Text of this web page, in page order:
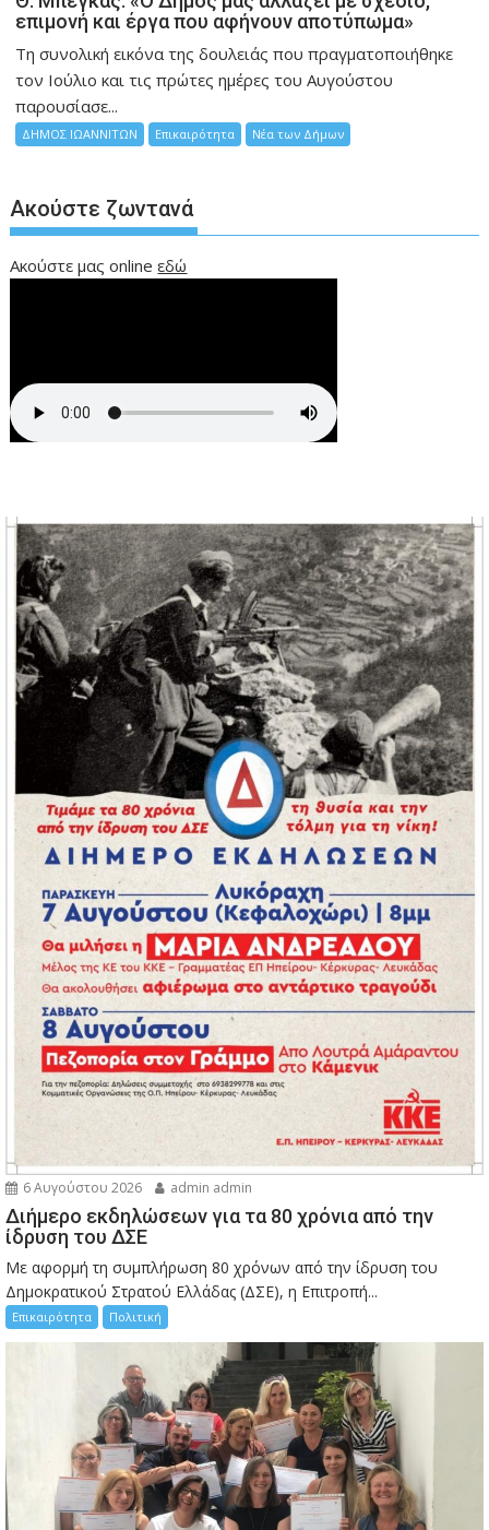
επιμονή και έργα που αφήνουν αποτύπωμα»
Τη συνολική εικόνα της δουλειάς που πραγματοποιήθηκε
τον Ιούλιο και τις πρώτες ημέρες του Αυγούστου
παρουσίασε...
ΔΗΜΟΣ ΙΩΑΝΝΙΤΩΝ Επικαιρότητα Νέα των Δήμων
Ακούστε ζωντανά
Ακούστε μας onlineεδώ
6 Αυγούστου 2026 admin admin
Διήμερο εκδηλώσεων για τα 80 χρόνια από την
ίδρυση του ΔΣΕ
Με αφορμή τη συμπλήρωση 80 χρόνων από την ίδρυση του
Δημοκρατικού Στρατού Ελλάδας (ΔΣΕ), η Επιτροπή...
Επικαιρότητα Πολιτική